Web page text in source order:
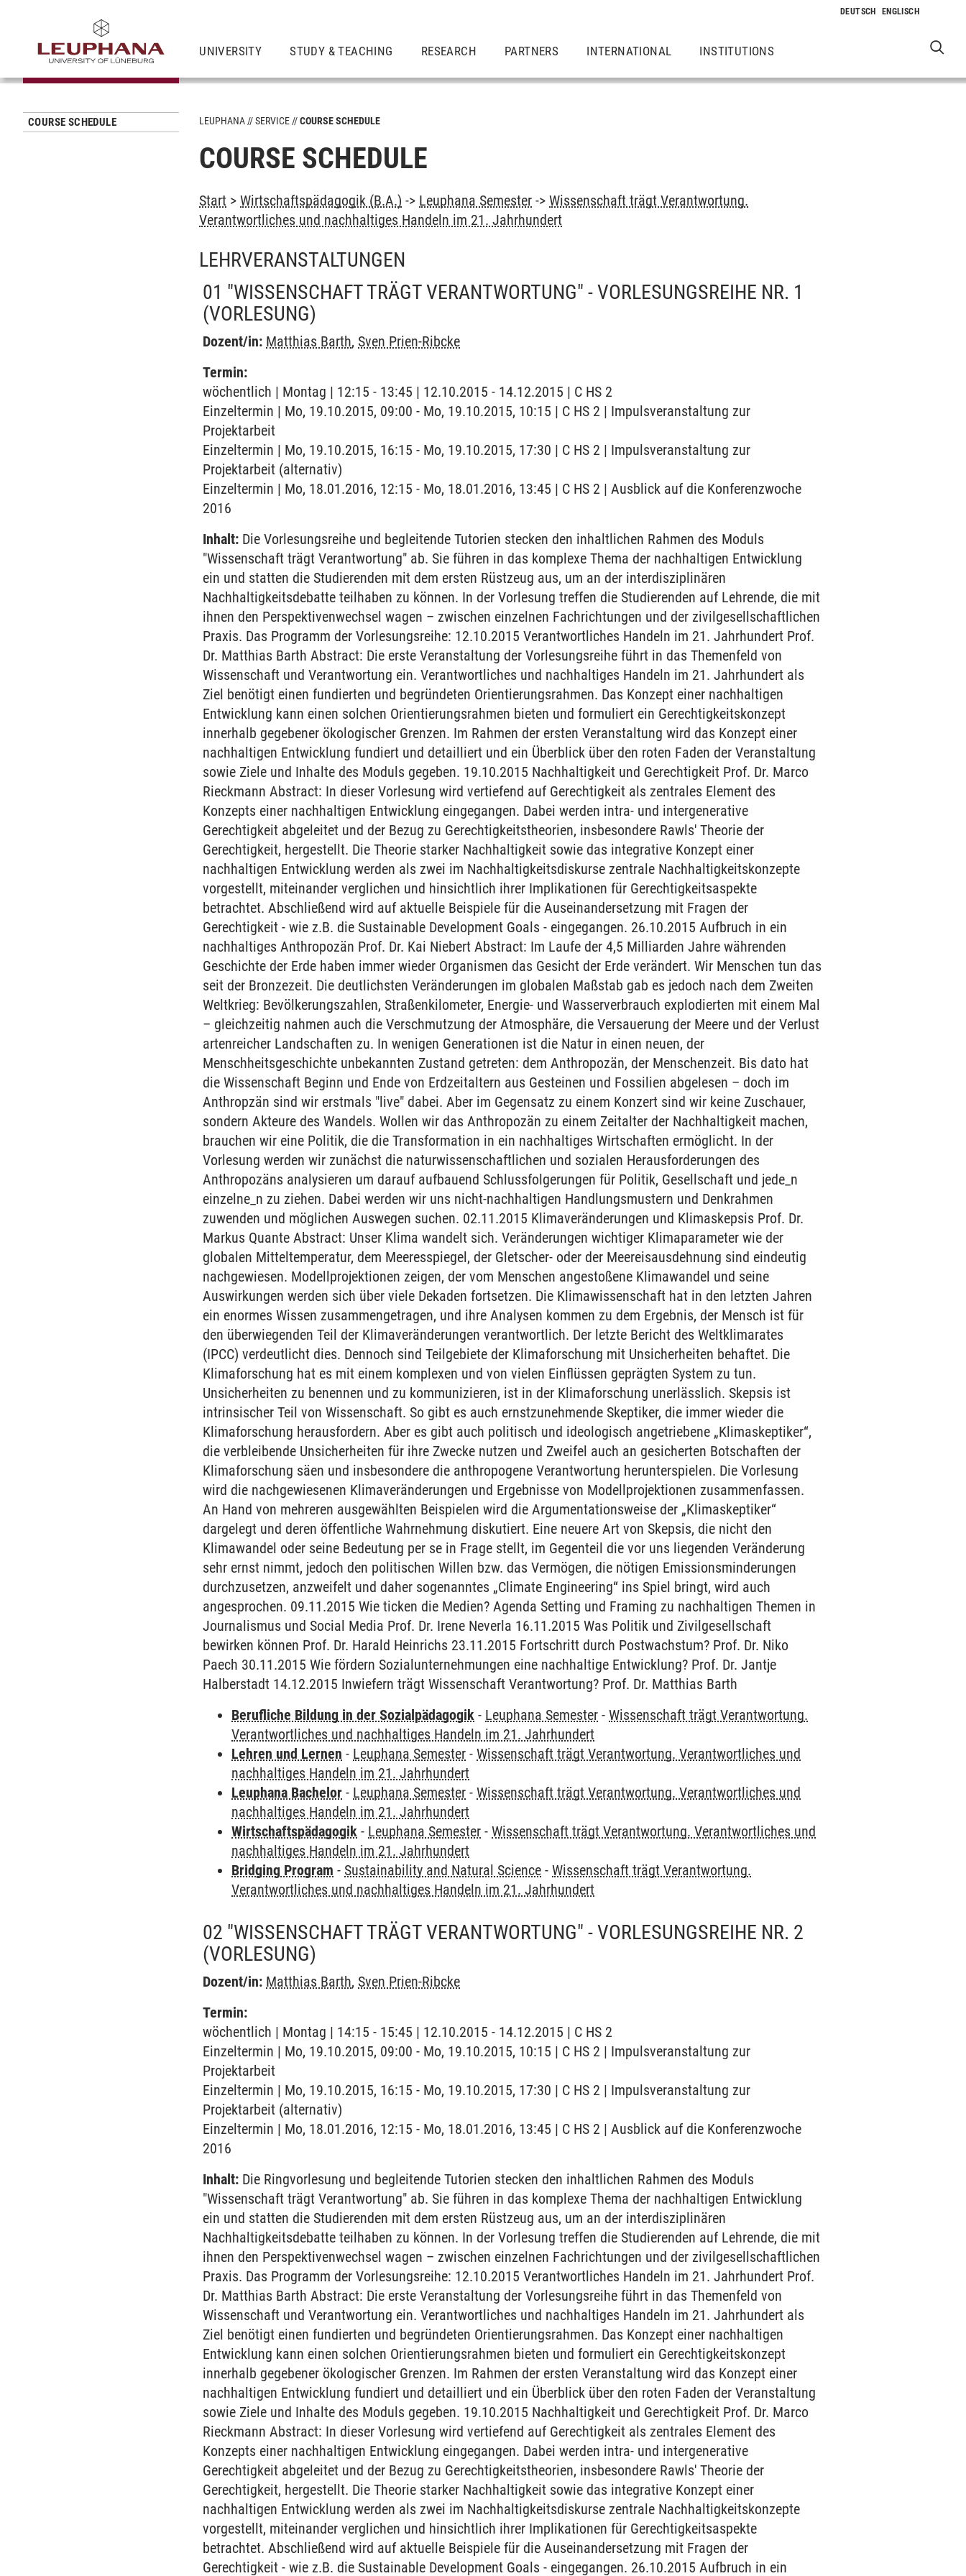
UNIVERSITY STUDY & TEACHING RESEARCH PARTNERS INTERNATIONAL INSTITUTIONS
COURSE SCHEDULE LEUPHANA SERVICE COURSE SCHEDULE
COURSE SCHEDULE
Start >Wirtschaftspädagogik (B.A.) -> Leuphana Semester ->Wissenschaft trägt Verantwortung.
Verantwortliches und nachhaltiges Handeln im 21. Jahrhundert
LEHRVERANSTALTUNGEN
01 "WISSENSCHAFT TRÄGT VERANTWORTUNG" - VORLESUNGSREIHE NR. 1
(VORLESUNG)
Dozent/in: Matthias Barth, Sven Prien-Ribcke
Termin:
wöchentlich | Montag | 12:15 - 13:45 | 12.10.2015 - 14.12.2015 | C HS 2
Einzeltermin | Mo, 19.10.2015, 09:00 - Mo, 19.10.2015, 10:15 | C HS 2 | Impulsveranstaltung zur
Projektarbeit
Einzeltermin | Mo, 19.10.2015, 16:15 - Mo, 19.10.2015, 17:30 | C HS 2 | Impulsveranstaltung zur
Projektarbeit (alternativ)
Einzeltermin | Mo, 18.01.2016, 12:15 - Mo, 18.01.2016, 13:45 | C HS 2 | Ausblick auf die Konferenzwoche
2016
Inhalt: Die Vorlesungsreihe und begleitende Tutorien stecken den inhaltlichen Rahmen des Moduls
"Wissenschaft trägt Verantwortung" ab. Sie führen in das komplexe Thema der nachhaltigen Entwicklung
ein und statten die Studierenden mit dem ersten Rüstzeug aus, um an der interdisziplinären
Nachhaltigkeitsdebatte teilhaben zu können. In der Vorlesung treffen die Studierenden auf Lehrende, die mit
ihnen den Perspektivenwechsel wagen – zwischen einzelnen Fachrichtungen und der zivilgesellschaftlichen
Praxis. Das Programm der Vorlesungsreihe: 12.10.2015 Verantwortliches Handeln im 21. Jahrhundert Prof.
Dr. Matthias Barth Abstract: Die erste Veranstaltung der Vorlesungsreihe führt in das Themenfeld von
Wissenschaft und Verantwortung ein. Verantwortliches und nachhaltiges Handeln im 21. Jahrhundert als
Ziel benötigt einen fundierten und begründeten Orientierungsrahmen. Das Konzept einer nachhaltigen
Entwicklung kann einen solchen Orientierungsrahmen bieten und formuliert ein Gerechtigkeitskonzept
innerhalb gegebener ökologischer Grenzen. Im Rahmen der ersten Veranstaltung wird das Konzept einer
nachhaltigen Entwicklung fundiert und detailliert und ein Überblick über den roten Faden der Veranstaltung
sowie Ziele und Inhalte des Moduls gegeben. 19.10.2015 Nachhaltigkeit und Gerechtigkeit Prof. Dr. Marco
Rieckmann Abstract: In dieser Vorlesung wird vertiefend auf Gerechtigkeit als zentrales Element des
Konzepts einer nachhaltigen Entwicklung eingegangen. Dabei werden intra- und intergenerative
Gerechtigkeit abgeleitet und der Bezug zu Gerechtigkeitstheorien, insbesondere Rawls' Theorie der
Gerechtigkeit, hergestellt. Die Theorie starker Nachhaltigkeit sowie das integrative Konzept einer
nachhaltigen Entwicklung werden als zwei im Nachhaltigkeitsdiskurse zentrale Nachhaltigkeitskonzepte
vorgestellt, miteinander verglichen und hinsichtlich ihrer Implikationen für Gerechtigkeitsaspekte
betrachtet. Abschließend wird auf aktuelle Beispiele für die Auseinandersetzung mit Fragen der
Gerechtigkeit - wie z.B. die Sustainable Development Goals - eingegangen. 26.10.2015 Aufbruch in ein
nachhaltiges Anthropozän Prof. Dr. Kai Niebert Abstract: Im Laufe der 4,5 Milliarden Jahre währenden
Geschichte der Erde haben immer wieder Organismen das Gesicht der Erde verändert. Wir Menschen tun das
seit der Bronzezeit. Die deutlichsten Veränderungen im globalen Maßstab gab es jedoch nach dem Zweiten
Weltkrieg: Bevölkerungszahlen, Straßenkilometer, Energie- und Wasserverbrauch explodierten mit einem Mal
– gleichzeitig nahmen auch die Verschmutzung der Atmosphäre, die Versauerung der Meere und der Verlust
artenreicher Landschaften zu. In wenigen Generationen ist die Natur in einen neuen, der
Menschheitsgeschichte unbekannten Zustand getreten: dem Anthropozän, der Menschenzeit. Bis dato hat
die Wissenschaft Beginn und Ende von Erdzeitaltern aus Gesteinen und Fossilien abgelesen – doch im
Anthropzän sind wir erstmals "live" dabei. Aber im Gegensatz zu einem Konzert sind wir keine Zuschauer,
sondern Akteure des Wandels. Wollen wir das Anthropozän zu einem Zeitalter der Nachhaltigkeit machen,
brauchen wir eine Politik, die die Transformation in ein nachhaltiges Wirtschaften ermöglicht. In der
Vorlesung werden wir zunächst die naturwissenschaftlichen und sozialen Herausforderungen des
Anthropozäns analysieren um darauf aufbauend Schlussfolgerungen für Politik, Gesellschaft und jede_n
einzelne_n zu ziehen. Dabei werden wir uns nicht-nachhaltigen Handlungsmustern und Denkrahmen
zuwenden und möglichen Auswegen suchen. 02.11.2015 Klimaveränderungen und Klimaskepsis Prof. Dr.
Markus Quante Abstract: Unser Klima wandelt sich. Veränderungen wichtiger Klimaparameter wie der
globalen Mitteltemperatur, dem Meeresspiegel, der Gletscher- oder der Meereisausdehnung sind eindeutig
nachgewiesen. Modellprojektionen zeigen, der vom Menschen angestoßene Klimawandel und seine
Auswirkungen werden sich über viele Dekaden fortsetzen. Die Klimawissenschaft hat in den letzten Jahren
ein enormes Wissen zusammengetragen, und ihre Analysen kommen zu dem Ergebnis, der Mensch ist für
den überwiegenden Teil der Klimaveränderungen verantwortlich. Der letzte Bericht des Weltklimarates
(IPCC) verdeutlicht dies. Dennoch sind Teilgebiete der Klimaforschung mit Unsicherheiten behaftet. Die
Klimaforschung hat es mit einem komplexen und von vielen Einflüssen geprägten System zu tun.
Unsicherheiten zu benennen und zu kommunizieren, ist in der Klimaforschung unerlässlich. Skepsis ist
intrinsischer Teil von Wissenschaft. So gibt es auch ernstzunehmende Skeptiker, die immer wieder die
Klimaforschung herausfordern. Aber es gibt auch politisch und ideologisch angetriebene „Klimaskeptiker“,
die verbleibende Unsicherheiten für ihre Zwecke nutzen und Zweifel auch an gesicherten Botschaften der
Klimaforschung säen und insbesondere die anthropogene Verantwortung herunterspielen. Die Vorlesung
wird die nachgewiesenen Klimaveränderungen und Ergebnisse von Modellprojektionen zusammenfassen.
An Hand von mehreren ausgewählten Beispielen wird die Argumentationsweise der „Klimaskeptiker“
dargelegt und deren öffentliche Wahrnehmung diskutiert. Eine neuere Art von Skepsis, die nicht den
Klimawandel oder seine Bedeutung per se in Frage stellt, im Gegenteil die vor uns liegenden Veränderung
sehr ernst nimmt, jedoch den politischen Willen bzw. das Vermögen, die nötigen Emissionsminderungen
durchzusetzen, anzweifelt und daher sogenanntes „Climate Engineering“ ins Spiel bringt, wird auch
angesprochen. 09.11.2015 Wie ticken die Medien? Agenda Setting und Framing zu nachhaltigen Themen in
Journalismus und Social Media Prof. Dr. Irene Neverla 16.11.2015 Was Politik und Zivilgesellschaft
bewirken können Prof. Dr. Harald Heinrichs 23.11.2015 Fortschritt durch Postwachstum? Prof. Dr. Niko
Paech 30.11.2015 Wie fördern Sozialunternehmungen eine nachhaltige Entwicklung? Prof. Dr. Jantje
Halberstadt 14.12.2015 Inwiefern trägt Wissenschaft Verantwortung? Prof. Dr. Matthias Barth
Berufliche Bildung in der Sozialpädagogik - Leuphana Semester -Wissenschaft trägt Verantwortung.
Verantwortliches und nachhaltiges Handeln im 21. Jahrhundert
Lehren und Lernen - Leuphana Semester -Wissenschaft trägt Verantwortung. Verantwortliches und
nachhaltiges Handeln im 21. Jahrhundert
Leuphana Bachelor - Leuphana Semester -Wissenschaft trägt Verantwortung. Verantwortliches und
nachhaltiges Handeln im 21. Jahrhundert
Wirtschaftspädagogik - Leuphana Semester -Wissenschaft trägt Verantwortung. Verantwortliches und
nachhaltiges Handeln im 21. Jahrhundert
Bridging Program - Sustainability and Natural Science -Wissenschaft trägt Verantwortung.
Verantwortliches und nachhaltiges Handeln im 21. Jahrhundert
02 "WISSENSCHAFT TRÄGT VERANTWORTUNG" - VORLESUNGSREIHE NR. 2
(VORLESUNG)
Dozent/in: Matthias Barth, Sven Prien-Ribcke
Termin:
wöchentlich | Montag | 14:15 - 15:45 | 12.10.2015 - 14.12.2015 | C HS 2
Einzeltermin | Mo, 19.10.2015, 09:00 - Mo, 19.10.2015, 10:15 | C HS 2 | Impulsveranstaltung zur
Projektarbeit
Einzeltermin | Mo, 19.10.2015, 16:15 - Mo, 19.10.2015, 17:30 | C HS 2 | Impulsveranstaltung zur
Projektarbeit (alternativ)
Einzeltermin | Mo, 18.01.2016, 12:15 - Mo, 18.01.2016, 13:45 | C HS 2 | Ausblick auf die Konferenzwoche
2016
Inhalt: Die Ringvorlesung und begleitende Tutorien stecken den inhaltlichen Rahmen des Moduls
"Wissenschaft trägt Verantwortung" ab. Sie führen in das komplexe Thema der nachhaltigen Entwicklung
ein und statten die Studierenden mit dem ersten Rüstzeug aus, um an der interdisziplinären
Nachhaltigkeitsdebatte teilhaben zu können. In der Vorlesung treffen die Studierenden auf Lehrende, die mit
ihnen den Perspektivenwechsel wagen – zwischen einzelnen Fachrichtungen und der zivilgesellschaftlichen
Praxis. Das Programm der Vorlesungsreihe: 12.10.2015 Verantwortliches Handeln im 21. Jahrhundert Prof.
Dr. Matthias Barth Abstract: Die erste Veranstaltung der Vorlesungsreihe führt in das Themenfeld von
Wissenschaft und Verantwortung ein. Verantwortliches und nachhaltiges Handeln im 21. Jahrhundert als
Ziel benötigt einen fundierten und begründeten Orientierungsrahmen. Das Konzept einer nachhaltigen
Entwicklung kann einen solchen Orientierungsrahmen bieten und formuliert ein Gerechtigkeitskonzept
innerhalb gegebener ökologischer Grenzen. Im Rahmen der ersten Veranstaltung wird das Konzept einer
nachhaltigen Entwicklung fundiert und detailliert und ein Überblick über den roten Faden der Veranstaltung
sowie Ziele und Inhalte des Moduls gegeben. 19.10.2015 Nachhaltigkeit und Gerechtigkeit Prof. Dr. Marco
Rieckmann Abstract: In dieser Vorlesung wird vertiefend auf Gerechtigkeit als zentrales Element des
Konzepts einer nachhaltigen Entwicklung eingegangen. Dabei werden intra- und intergenerative
Gerechtigkeit abgeleitet und der Bezug zu Gerechtigkeitstheorien, insbesondere Rawls' Theorie der
Gerechtigkeit, hergestellt. Die Theorie starker Nachhaltigkeit sowie das integrative Konzept einer
nachhaltigen Entwicklung werden als zwei im Nachhaltigkeitsdiskurse zentrale Nachhaltigkeitskonzepte
vorgestellt, miteinander verglichen und hinsichtlich ihrer Implikationen für Gerechtigkeitsaspekte
betrachtet. Abschließend wird auf aktuelle Beispiele für die Auseinandersetzung mit Fragen der
Gerechtigkeit - wie z.B. die Sustainable Development Goals - eingegangen. 26.10.2015 Aufbruch in ein